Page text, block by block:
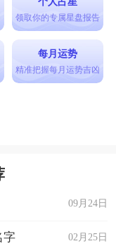
领取你的专属星盘报告
每月运势
精准把握每月运势吉凶
09月24日
02月25日
字